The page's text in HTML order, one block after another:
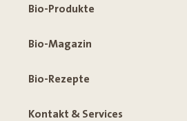
Bio-Produkte
Bio-Magazin
Bio-Rezepte
Kontakt & Services